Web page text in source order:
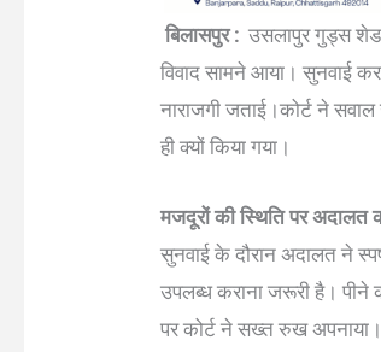
बिलासपुर : उसलापुर गुड्स शेड
विवाद सामने आया। सुनवाई
नाराजगी जताई।कोर्ट ने
ही क्यों किया गया।
मजदूरों की स्थिति पर अदालत
सुनवाई के दौरान अदालत ने
उपलब्ध कराना जरूरी है।
पर कोर्ट ने सख्त रुख अपनाया।